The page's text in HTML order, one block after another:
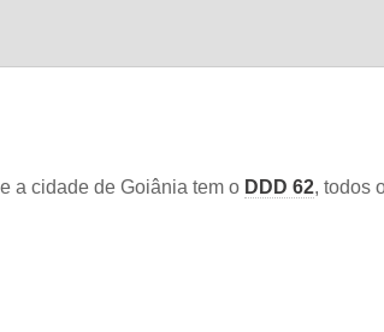
a cidade de Goiânia tem o DDD 62, todos